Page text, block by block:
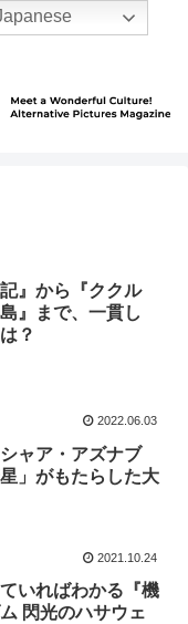
記』から『ククル
』まで、一貫し
？
2022.06.03
ャア・アズナブ
」がもたらした大
2021.10.24
いればわかる『機
閃光のハサウェ